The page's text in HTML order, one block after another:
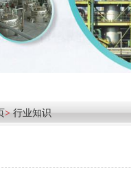
>行业知识